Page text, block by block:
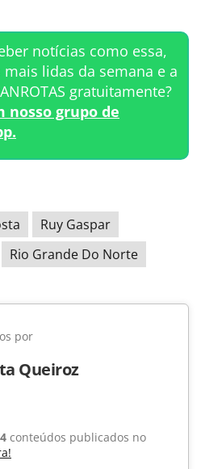
notícias como essa,
lidas da semana e a
gratuitamente?
nosso grupo de
Ruy Gaspar
Rio Grande Do Norte
por
Queiroz
conteúdos publicados no